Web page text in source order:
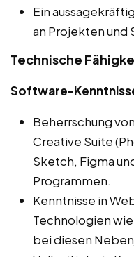
Ein
an Projekten und
Technische
Software-
Beherrschung
Creative Suite
Sketch, Figma
Programmen.
Kenntnisse in
Technologien wie
bei diesen